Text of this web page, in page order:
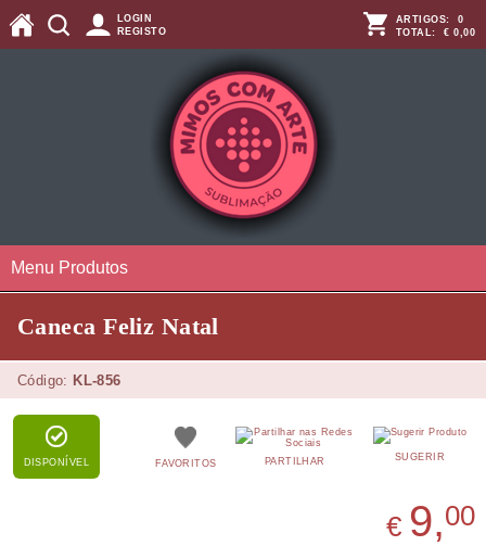
LOGIN
REGISTO
ARTIGOS: 0
TOTAL: € 0,00
Menu Produtos
Caneca Feliz Natal
Código: KL-856
DISPONÍVEL SUGERIR
PARTILHAR
FAVORITOS
€ 9,00